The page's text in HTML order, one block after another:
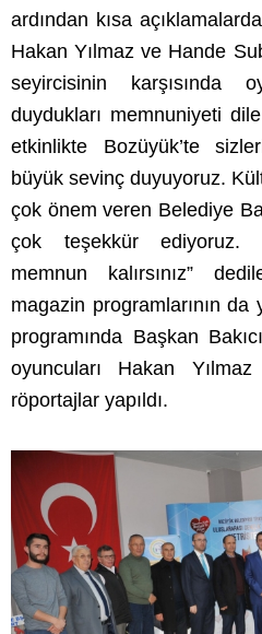
ardından kısa
Hakan Yılmaz ve Hande
seyircisinin karşısında
duydukları memnuniyeti
etkinlikte Bozüyük’te
büyük sevinç duyuyoruz.
çok önem veren Belediye
çok teşekkür ediyoruz.
memnun kalırsınız”
magazin programlarının
programında Başkan
oyuncuları Hakan
röportajlar yapıldı.